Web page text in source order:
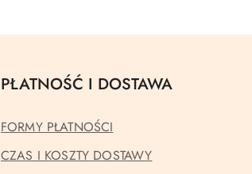
PŁATNOŚĆ I DOSTAWA
FORMY PŁATNOŚCI
CZAS I KOSZTY DOSTAWY